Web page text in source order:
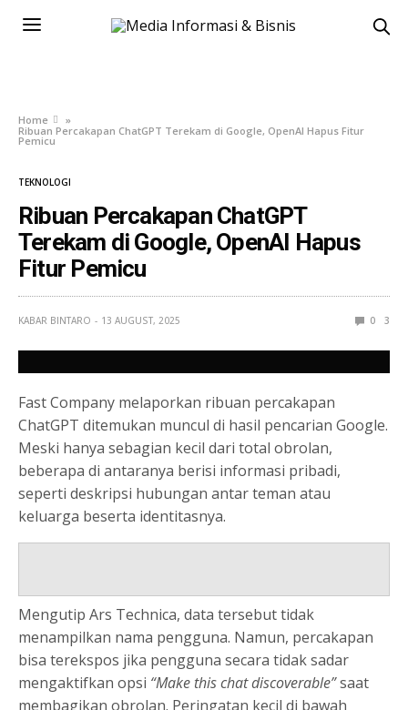
Home
»
Ribuan Percakapan ChatGPT Terekam di Google, OpenAI Hapus Fitur
Pemicu
TEKNOLOGI
Ribuan Percakapan ChatGPT
Terekam di Google, OpenAI Hapus
Fitur Pemicu
KABAR BINTARO 13 AUGUST, 2025 0 3
Fast Company melaporkan ribuan percakapan
ChatGPT ditemukan muncul di hasil pencarian Google.
Meski hanya sebagian kecil dari total obrolan,
beberapa di antaranya berisi informasi pribadi,
seperti deskripsi hubungan antar teman atau
keluarga beserta identitasnya.
Mengutip Ars Technica, data tersebut tidak
menampilkan nama pengguna. Namun, percakapan
bisa terekspos jika pengguna secara tidak sadar
mengaktifkan opsi “Make this chat discoverable”saat
membagikan obrolan. Peringatan kecil di bawah